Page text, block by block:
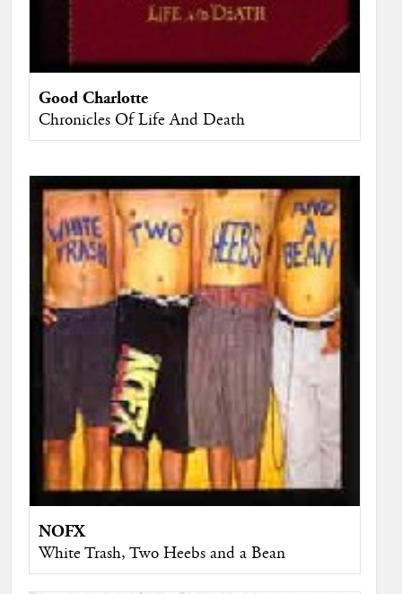
Good Charlotte
Chronicles Of Life And Death
NOFX
White Trash, Two Heebs and a Bean